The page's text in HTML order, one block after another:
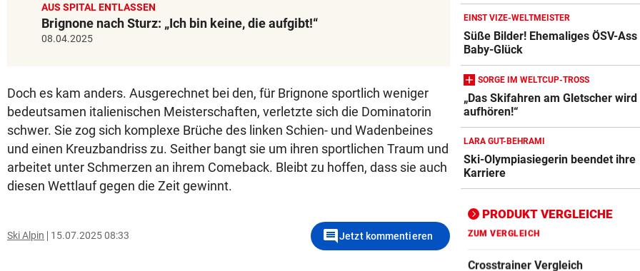
AUS SPITAL ENTLASSEN
Brignone nach Sturz: „Ich bin keine, die aufgibt!“
08.04.2025
Doch es kam anders. Ausgerechnet bei den, für Brignone sportlich weniger
bedeutsamen italienischen Meisterschaften, verletzte sich die Dominatorin
schwer. Sie zog sich komplexe Brüche des linken Schien- und Wadenbeines
und einen Kreuzbandriss zu. Seither bangt sie um ihren sportlichen Traum und
arbeitet unter Schmerzen an ihrem Comeback. Bleibt zu hoffen, dass sie auch
diesen Wettlauf gegen die Zeit gewinnt.
Ski Alpin 15.07.2025 08:33 commentJetzt kommentieren
EINST VIZE-WELTMEISTER
Süße Bilder! Ehemaliges ÖSV-Ass
Baby-Glück
SORGE IM WELTCUP-TROSS
„Das Skifahren am Gletscher wird
aufhören!“
LARA GUT-BEHRAMI
Ski-Olympiasiegerin beendet ihre
Karriere
PRODUKT VERGLEICHE
Crosstrainer Vergleich
ZUM VERGLEICH
E-Bike Vergleich
ZUM VERGLEICH
Elektro-Scooter Vergleich
ZUM VERGLEICH
Ergometer Vergleich
ZUM VERGLEICH
Fahrrad Test
ZUM VERGLEICH